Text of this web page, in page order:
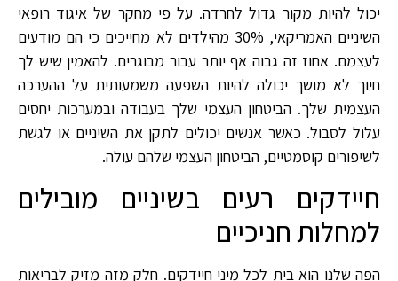
יכול להיות מקור גדול לחרדה. על פי מחקר של איגוד רופאי
השיניים האמריקאי, 30% מהילדים לא מחייכים כי הם מודעים
לעצמם. אחוז זה גבוה אף יותר עבור מבוגרים. להאמין שיש לך
חיוך לא מושך יכולה להיות השפעה משמעותית על ההערכה
העצמית שלך. הביטחון העצמי שלך בעבודה ובמערכות יחסים
עלול לסבול. כאשר אנשים יכולים לתקן את השיניים או לגשת
לשיפורים קוסמטיים, הביטחון העצמי שלהם עולה.
חיידקים רעים בשיניים מובילים
למחלות חניכיים
הפה שלנו הוא בית לכל מיני חיידקים. חלק מזה מזיק לבריאות